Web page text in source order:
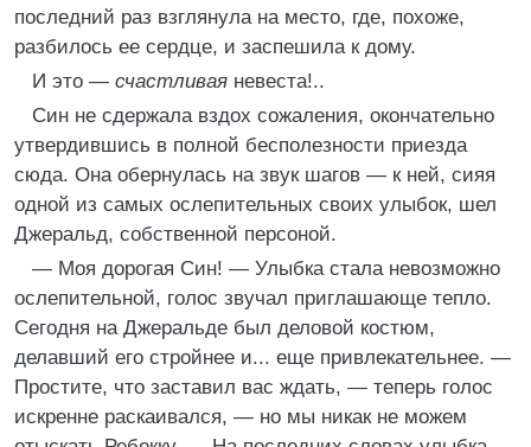
последний раз взглянула на место, где, похоже,
разбилось ее сердце, и заспешила к дому.
И это — счастливая невеста!..
Син не сдержала вздох сожаления, окончательно
утвердившись в полной бесполезности приезда
сюда. Она обернулась на звук шагов — к ней, сияя
одной из самых ослепительных своих улыбок, шел
Джеральд, собственной персоной.
— Моя дорогая Син! — Улыбка стала невозможно
ослепительной, голос звучал приглашающе тепло.
Сегодня на Джеральде был деловой костюм,
делавший его стройнее и... еще привлекательнее. —
Простите, что заставил вас ждать, — теперь голос
искренне раскаивался, — но мы никак не можем